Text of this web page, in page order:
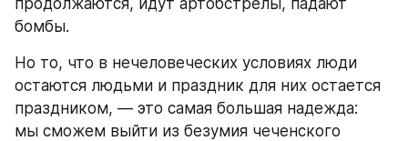
бомбы.
Но то, что в нечеловеческих условиях люди
остаются людьми и праздник для них остается
праздником, — это самая большая надежда:
мы сможем выйти из безумия чеченского